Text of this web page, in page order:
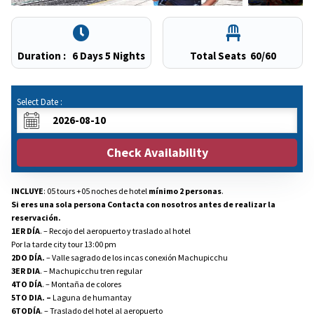
Duration : 6 Days 5 Nights Total Seats 60/60
Select Date :
Check Availability
INCLUYE: 05 tours +05 noches de hotel mínimo 2 personas.
Si eres una sola persona Contacta con nosotros antes de realizar la
reservación.
1ER DÍA. – Recojo del aeropuerto y traslado al hotel
Por la tarde city tour 13:00 pm
2DO DÍA. – Valle sagrado de los incas conexión Machupicchu
3ER DIA. – Machupicchu tren regular
4TO DÍA. – Montaña de colores
5TO DIA. – Laguna de humantay
6TODÍA. – Traslado del hotel al aeropuerto